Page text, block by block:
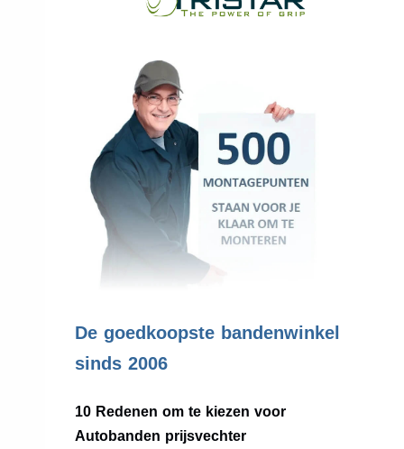
De goedkoopste bandenwinkel
sinds 2006
10 Redenen om te kiezen voor
Autobanden prijsvechter